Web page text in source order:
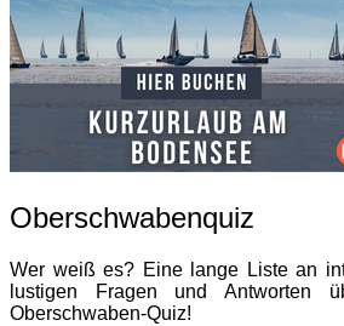
Oberschwabenquiz
Wer weiß es? Eine lange Liste an
lustigen Fragen und Antworten
Oberschwaben-Quiz!